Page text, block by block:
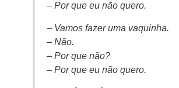
– Por que eu não quero.
– Vamos fazer uma vaquinha.
– Não.
– Por que não?
– Por que eu não quero.